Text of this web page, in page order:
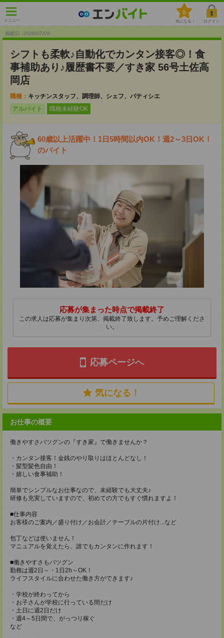
メニュー
0
気になる！ ログイン
掲載日 :2026/07/09
シフトも柔軟♪自動化でカンタン接客◎！食
事補助あり♪履歴書不要／すき家 56号土佐高
岡店
職種： キッチンスタッフ、調理師、シェフ、パティシエ
アルバイト
職種未経験OK
60歳以上活躍中！1日5時間以内OK！週2～3日OK！
のバイト
応募が集まった時点で掲載終了
この求人は応募が集まり次第、掲載終了致します。予めご理解くださ
い。
応募ページへ
気になる！
お仕事の概要
働きやすさバツグンの『すき家』で働きませんか？
・カンタン接客！金銭のやり取りはほとんどなし！
・髪型髪色自由！
・嬉しい食事補助！
簡単でシンプルなお仕事なので、未経験でも大丈夫♪
研修も充実していますので、初めての方でもすぐ慣れますよ！
■仕事内容
お客様のご案内／盛り付け／お会計／テーブルの片付け...など
包丁などは使いません！
マニュアルを覚えたら、誰でもカンタンに作れます！
■働きやすさもバツグン
勤務は週2日～・1日2h～OK！
ライフスタイルに合わせた働き方ができます♪
・学校が終わってから
・お子さんが学校に行っている間だけ
・土日に週2日だけ
・週4～5日間で、がっつり稼ぐ
など